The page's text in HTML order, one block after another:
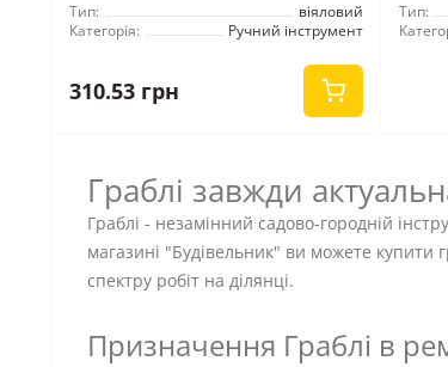
Тип:
віяловий
Категорія:
Ручний інструмент
310.53 грн
Тип:
Граблі завжди
Граблі - незамінний садово-городній
магазині "Будівельник" ви можете купити
спектру робіт на ділянці.
Призначення Граблі в